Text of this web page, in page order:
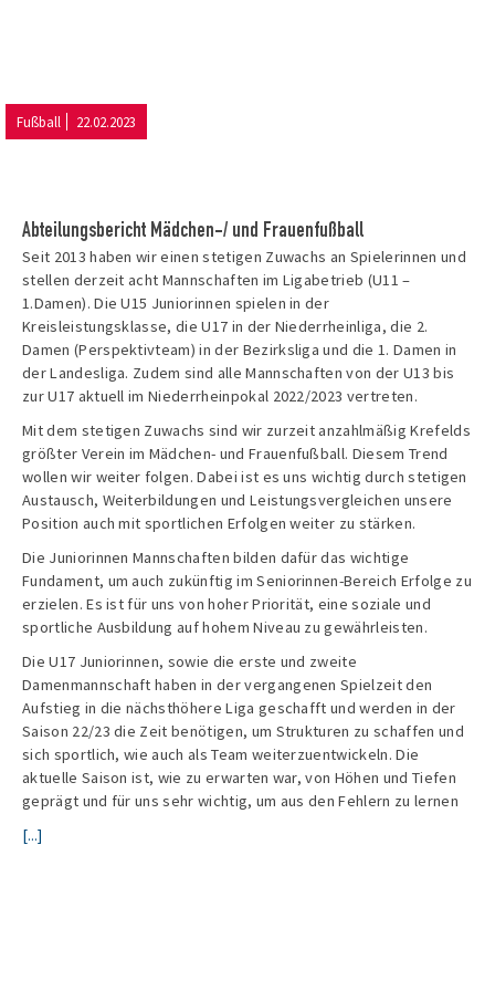
Fußball 22.02.2023
Abteilungsbericht Mädchen-/ und Frauenfußball
Seit 2013 haben wir einen stetigen Zuwachs an Spielerinnen und
stellen derzeit acht Mannschaften im Ligabetrieb (U11 –
1.Damen). Die U15 Juniorinnen spielen in der
Kreisleistungsklasse, die U17 in der Niederrheinliga, die 2.
Damen (Perspektivteam) in der Bezirksliga und die 1. Damen in
der Landesliga. Zudem sind alle Mannschaften von der U13 bis
zur U17 aktuell im Niederrheinpokal 2022/2023 vertreten.
Mit dem stetigen Zuwachs sind wir zurzeit anzahlmäßig Krefelds
größter Verein im Mädchen- und Frauenfußball. Diesem Trend
wollen wir weiter folgen. Dabei ist es uns wichtig durch stetigen
Austausch, Weiterbildungen und Leistungsvergleichen unsere
Position auch mit sportlichen Erfolgen weiter zu stärken.
Die Juniorinnen Mannschaften bilden dafür das wichtige
Fundament, um auch zukünftig im Seniorinnen-Bereich Erfolge zu
erzielen. Es ist für uns von hoher Priorität, eine soziale und
sportliche Ausbildung auf hohem Niveau zu gewährleisten.
Die U17 Juniorinnen, sowie die erste und zweite
Damenmannschaft haben in der vergangenen Spielzeit den
Aufstieg in die nächsthöhere Liga geschafft und werden in der
Saison 22/23 die Zeit benötigen, um Strukturen zu schaffen und
sich sportlich, wie auch als Team weiterzuentwickeln. Die
aktuelle Saison ist, wie zu erwarten war, von Höhen und Tiefen
geprägt und für uns sehr wichtig, um aus den Fehlern zu lernen
[...]